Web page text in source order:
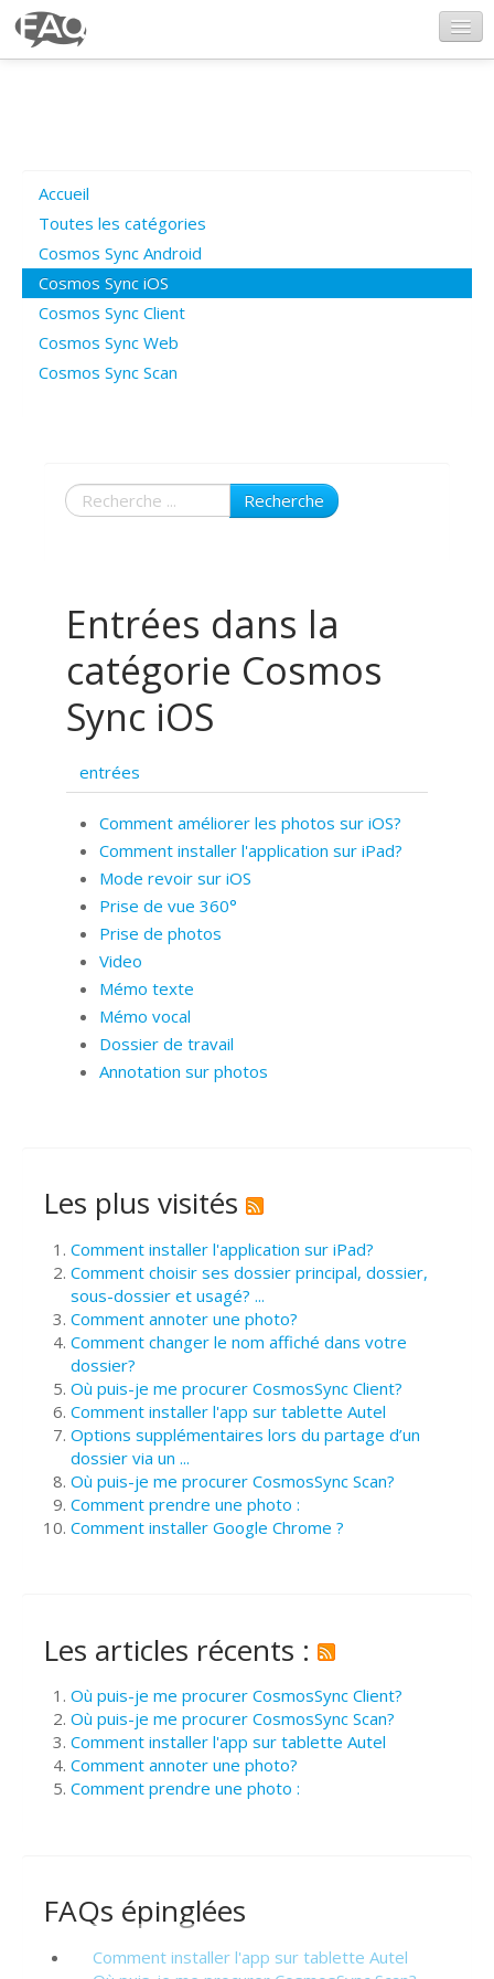
Poser une question
Questions ouvertes
Connexion
Accueil
Toutes les catégories
Cosmos Sync Android
Cosmos Sync iOS
Cosmos Sync Client
Cosmos Sync Web
Cosmos Sync Scan
Recherche
Entrées dans la
catégorie Cosmos
Sync iOS
entrées
Comment améliorer les photos sur iOS?
Comment installer l'application sur iPad?
Mode revoir sur iOS
Prise de vue 360°
Prise de photos
Video
Mémo texte
Mémo vocal
Dossier de travail
Annotation sur photos
Les plus visités
Comment installer l'application sur iPad?
Comment choisir ses dossier principal, dossier,
sous-dossier et usagé? ...
Comment annoter une photo?
Comment changer le nom affiché dans votre
dossier?
Où puis-je me procurer CosmosSync Client?
Comment installer l'app sur tablette Autel
Options supplémentaires lors du partage d’un
dossier via un ...
Où puis-je me procurer CosmosSync Scan?
Comment prendre une photo :
Comment installer Google Chrome ?
Les articles récents :
Où puis-je me procurer CosmosSync Client?
Où puis-je me procurer CosmosSync Scan?
Comment installer l'app sur tablette Autel
Comment annoter une photo?
Comment prendre une photo :
FAQs épinglées
Comment installer l'app sur tablette Autel